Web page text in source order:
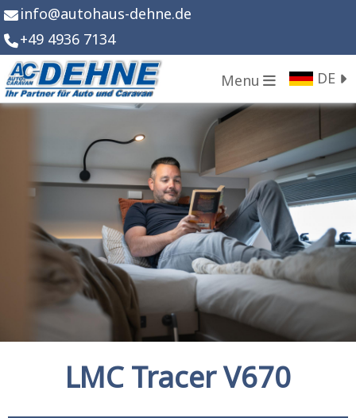
Menu
info@autohaus-dehne.de
+49 4936 7134
DE
LMC Tracer V670